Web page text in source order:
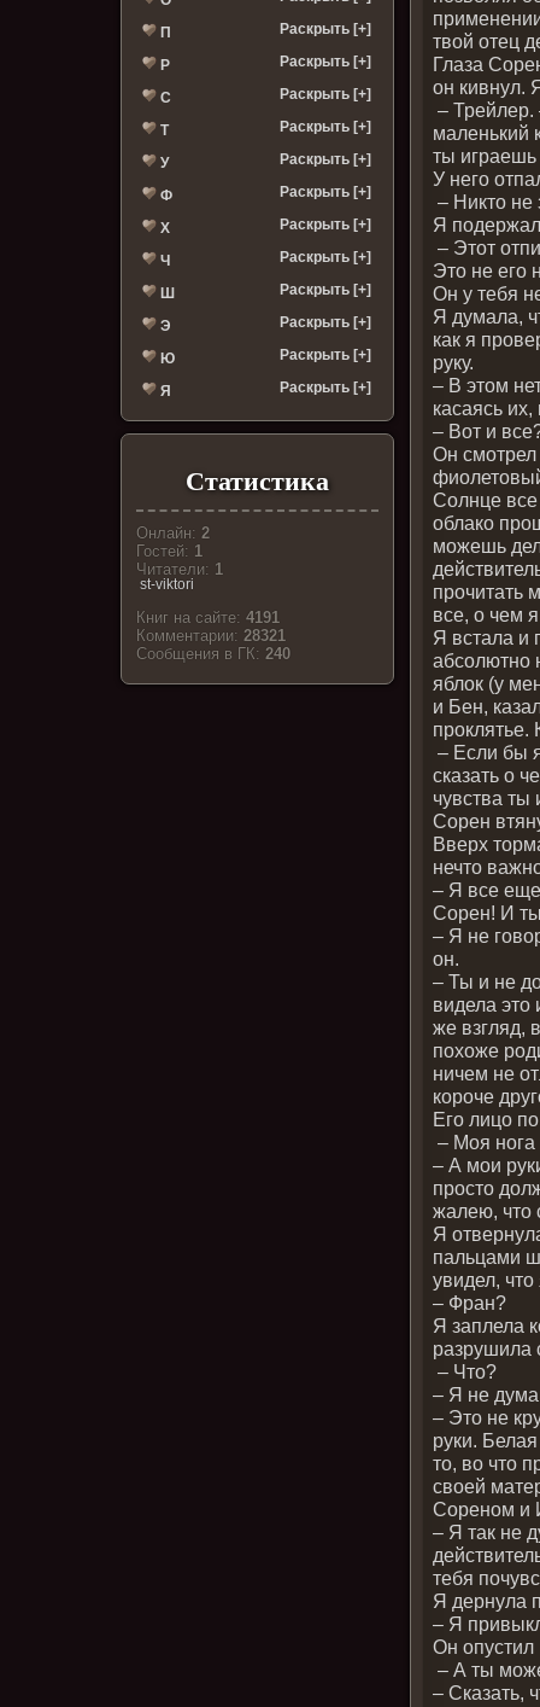
П Раскрыть [+]
Р Раскрыть [+]
С Раскрыть [+]
Т Раскрыть [+]
У Раскрыть [+]
Ф Раскрыть [+]
Х Раскрыть [+]
Ч Раскрыть [+]
Ш Раскрыть [+]
Э Раскрыть [+]
Ю Раскрыть [+]
Я Раскрыть [+]
Статистика
Онлайн:2
Гостей: 1
Читатели: 1
st-viktori
Книг на сайте:4191
Комментарии:28321
Cообщения в ГК:240
твой отец
Глаза
он кивнул.
–
маленький
ты
У него
– Никто не
Я
– Этот
Это не его
Он у тебя
Я думала,
как я
руку.
– В этом
касаясь
– Вот и
Он
Солнце все
облако
можешь
прочитать
все, о чем
Я встала и
абсолютно
яблок (у
и Бен,
проклятье.
– Если бы
сказать о
чувства
Сорен
Вверх
нечто
– Я все еще
Сорен! И ты
– Я не
он.
– Ты и не
видела это
же взгляд,
похоже
ничем не
короче
Его лицо
– Моя
– А мои
просто
жалею, что
Я
пальцами
увидел,
– Фран?
Я заплела
разрушила
– Что?
– Я не
– Это не
руки.
то, во что
своей
Сореном и
– Я так не
тебя
Я дернула
– Я
Он опустил
– А ты
– Сказать,